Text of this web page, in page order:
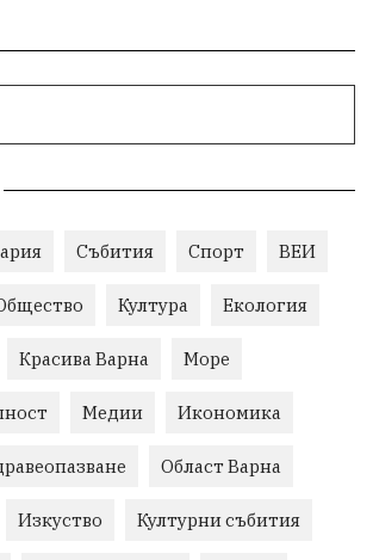
Събития Спорт ВЕИ
Култура Екология
Красива Варна Море
Медии Икономика
Област Варна
Изкуство Културни събития